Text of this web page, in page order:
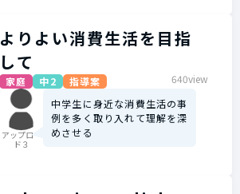
よりよい消費生活を目指
して
家庭 中2 指導案 640view
アップロー
ド３
中学生に身近な消費生活の事
例を多く取り入れて理解を深
めさせる